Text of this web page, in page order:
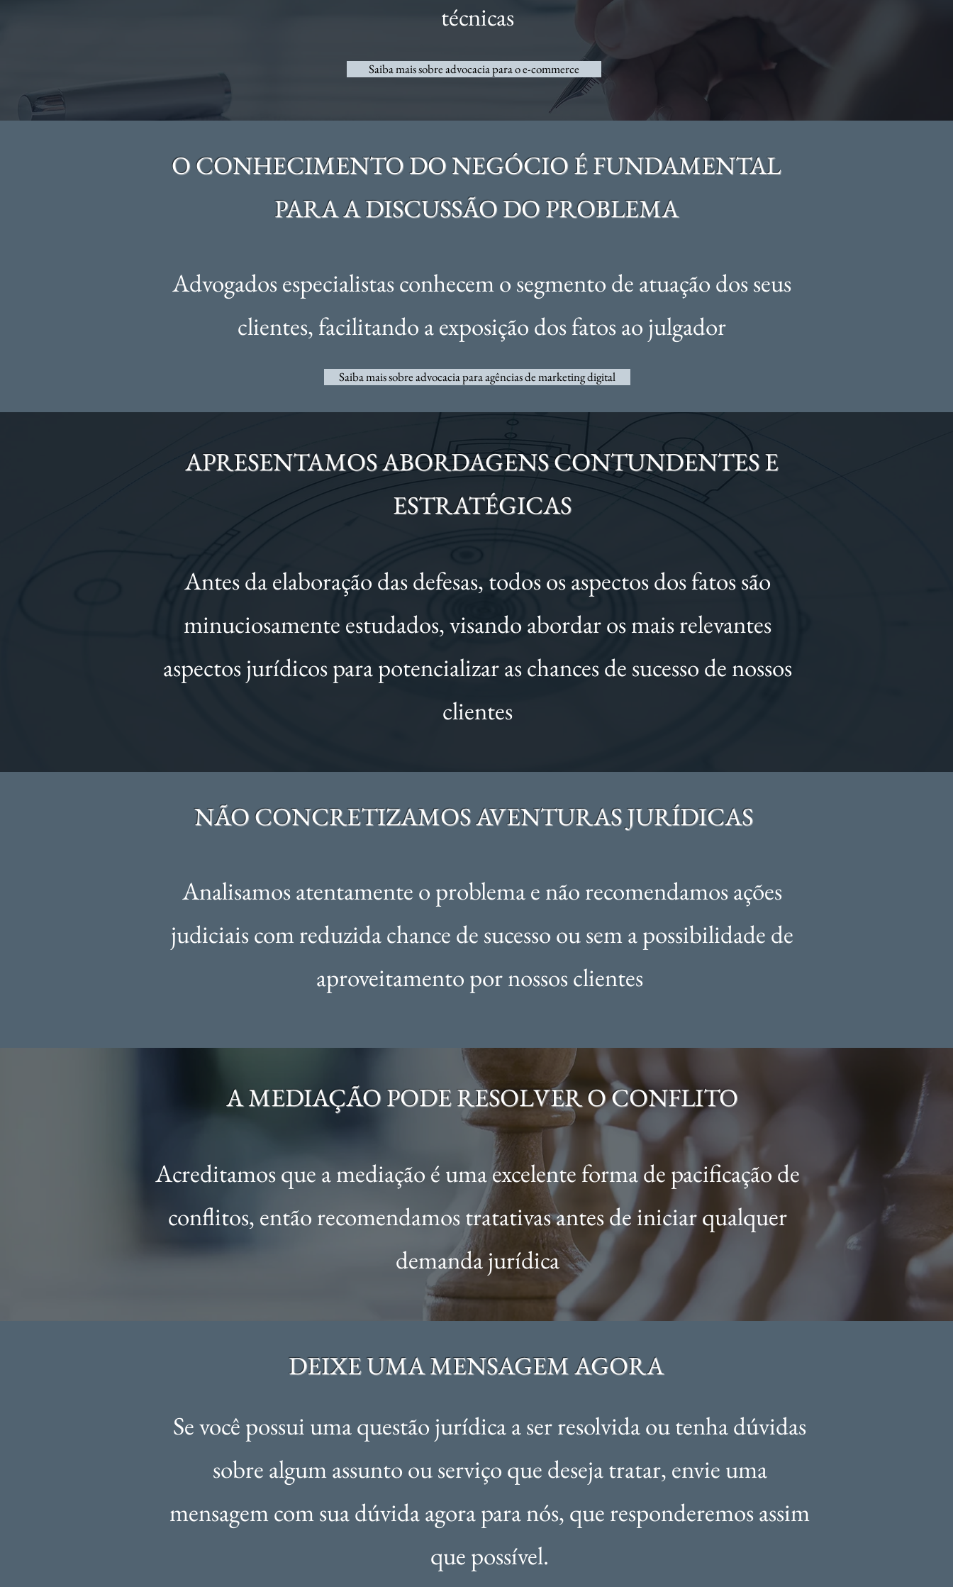
técnicas
Saiba mais sobre advocacia para o e-commerce
O CONHECIMENTO DO NEGÓCIO É FUNDAMENTAL
PARA A DISCUSSÃO DO PROBLEMA
Advogados especialistas conhecem o segmento de atuação dos seus
clientes, facilitando a exposição dos fatos ao julgador
Saiba mais sobre advocacia para agências de marketing digital
APRESENTAMOS ABORDAGENS CONTUNDENTES E
ESTRATÉGICAS
Antes da elaboração das defesas, todos os aspectos dos fatos são
minuciosamente estudados, visando abordar os mais relevantes
aspectos jurídicos para potencializar as chances de sucesso de nossos
clientes
NÃO CONCRETIZAMOS AVENTURAS JURÍDICAS
Analisamos atentamente o problema e não recomendamos ações
judiciais com reduzida chance de sucesso ou sem a possibilidade de
aproveitamento por nossos clientes
A MEDIAÇÃO PODE RESOLVER O CONFLITO
Acreditamos que a mediação é uma excelente forma de pacificação de
conflitos, então recomendamos tratativas antes de iniciar qualquer
demanda jurídica
DEIXE UMA MENSAGEM AGORA
Se você possui uma questão jurídica a ser resolvida ou tenha dúvidas
sobre algum assunto ouserviço que deseja tratar, envie uma
mensagem com sua dúvida agora para nós, que responderemos assim
que possível.